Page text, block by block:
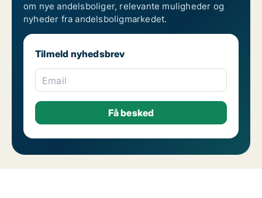
om nye andelsboliger, relevante muligheder og
nyheder fra andelsboligmarkedet.
Tilmeld nyhedsbrev
Email